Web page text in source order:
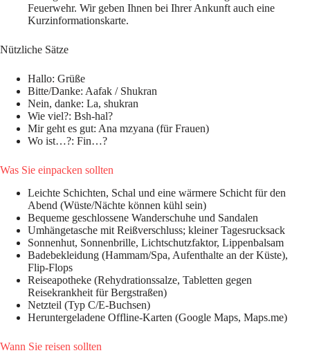
Feuerwehr. Wir geben Ihnen bei Ihrer Ankunft auch eine
Kurzinformationskarte.
Nützliche Sätze
Hallo: Grüße
Bitte/Danke: Aafak / Shukran
Nein, danke: La, shukran
Wie viel?: Bsh-hal?
Mir geht es gut: Ana mzyana (für Frauen)
Wo ist…?: Fin…?
Was Sie einpacken sollten
Leichte Schichten, Schal und eine wärmere Schicht für den
Abend (Wüste/Nächte können kühl sein)
Bequeme geschlossene Wanderschuhe und Sandalen
Umhängetasche mit Reißverschluss; kleiner Tagesrucksack
Sonnenhut, Sonnenbrille, Lichtschutzfaktor, Lippenbalsam
Badebekleidung (Hammam/Spa, Aufenthalte an der Küste),
Flip-Flops
Reiseapotheke (Rehydrationssalze, Tabletten gegen
Reisekrankheit für Bergstraßen)
Netzteil (Typ C/E-Buchsen)
Heruntergeladene Offline-Karten (Google Maps, Maps.me)
Wann Sie reisen sollten